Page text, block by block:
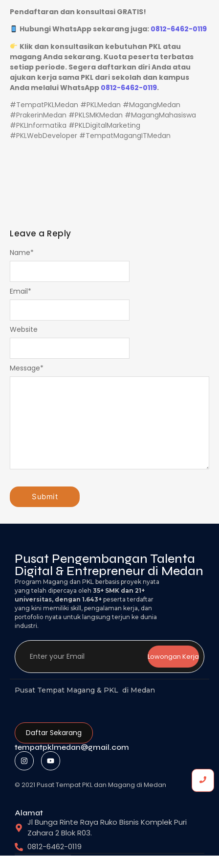
Pendaftaran dan konsultasi GRATIS!
Hubungi WhatsApp sekarang juga:0812-6462-0119
Klik dan konsultasikan kebutuhan PKL atau
magang Anda sekarang. Kuota peserta terbatas
setiap periode. Segera daftarkan diri Anda atau
ajukan kerja sama PKL dari sekolah dan kampus
Anda melalui WhatsApp 0812-6462-0119.
#TempatPKLMedan #PKLMedan #MagangMedan
#PrakerinMedan #PKLSMKMedan #MagangMahasiswa
#PKLInformatika #PKLDigitalMarketing
#PKLWebDeveloper #TempatMagangITMedan
Leave a Reply
Message*
Name*
Email*
Website
Pusat Pengembangan Talenta
Digital & Entrepreneur di Medan
Program Magang dan PKL berbasis proyek nyata
yang telah dipercaya oleh 35+ SMK dan 21+
universitas, dengan 1.643+ peserta terdaftar
yang kini memiliki skill, pengalaman kerja, dan
portofolio nyata untuk langsung terjun ke dunia
industri.
Lowongan Kerja
Pusat Tempat Magang & PKL di Medan
Daftar Sekarang
tempatpklmedan@gmail.com
© 2021 Pusat Tempat PKL dan Magang di Medan
Alamat
Jl Bunga Rinte Raya Ruko Bisnis Komplek Puri
Zahara 2 Blok R03.
0812-6462-0119